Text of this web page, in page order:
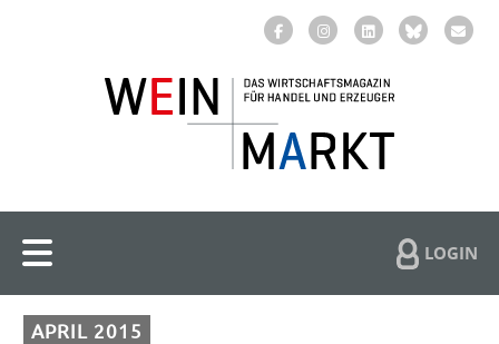
LOGIN
APRIL 2015